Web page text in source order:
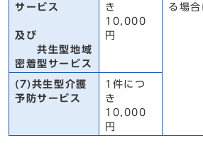
サービス
及び
共生型地域
密着型サービス
き
10,000
円
る場
(7)共生型介護
予防サービス
1件につ
き
10,000
円